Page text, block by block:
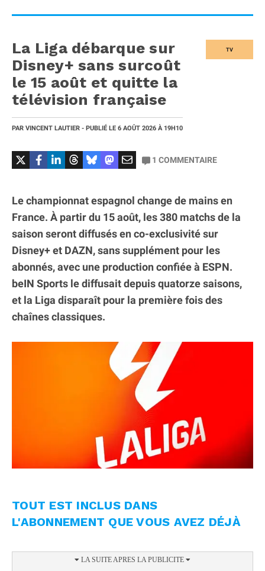
TV
La Liga débarque sur
Disney+ sans surcoût
le 15 août et quitte la
télévision française
PAR VINCENT LAUTIER - PUBLIÉ LE 6 AOÛT 2026 À 19H10
1 COMMENTAIRE
Le championnat espagnol change de mains en
France. À partir du 15 août, les 380 matchs de la
saison seront diffusés en co-exclusivité sur
Disney+ et DAZN, sans supplément pour les
abonnés, avec une production confiée à ESPN.
beIN Sports le diffusait depuis quatorze saisons,
et la Liga disparaît pour la première fois des
chaînes classiques.
TOUT EST INCLUS DANS
L'ABONNEMENT QUE VOUS AVEZ DÉJÀ